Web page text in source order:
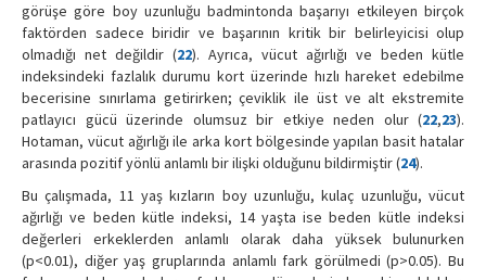
görüşe göre boy uzunluğu badmintonda başarıyı etkileyen birçok
faktörden sadece biridir ve başarının kritik bir belirleyicisi olup
olmadığı net değildir (22). Ayrıca, vücut ağırlığı ve beden kütle
indeksindeki fazlalık durumu kort üzerinde hızlı hareket edebilme
becerisine sınırlama getirirken; çeviklik ile üst ve alt ekstremite
patlayıcı gücü üzerinde olumsuz bir etkiye neden olur (22,23).
Hotaman, vücut ağırlığı ile arka kort bölgesinde yapılan basit hatalar
arasında pozitif yönlü anlamlı bir ilişki olduğunu bildirmiştir (24).
Bu çalışmada, 11 yaş kızların boy uzunluğu, kulaç uzunluğu, vücut
ağırlığı ve beden kütle indeksi, 14 yaşta ise beden kütle indeksi
değerleri erkeklerden anlamlı olarak daha yüksek bulunurken
(p<0.01), diğer yaş gruplarında anlamlı fark görülmedi (p>0.05). Bu